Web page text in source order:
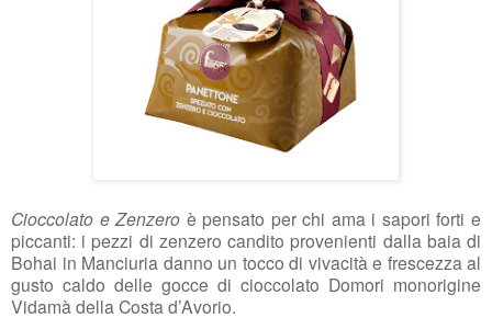
Cioccolato e Zenzero è pensato per chi ama i sapori forti e
piccanti: i pezzi di zenzero candito provenienti dalla baia di
Bohai in Manciuria danno un tocco di vivacità e frescezza al
gusto caldo delle gocce di cioccolato Domori monorigine
Vidamà della Costa d’Avorio.